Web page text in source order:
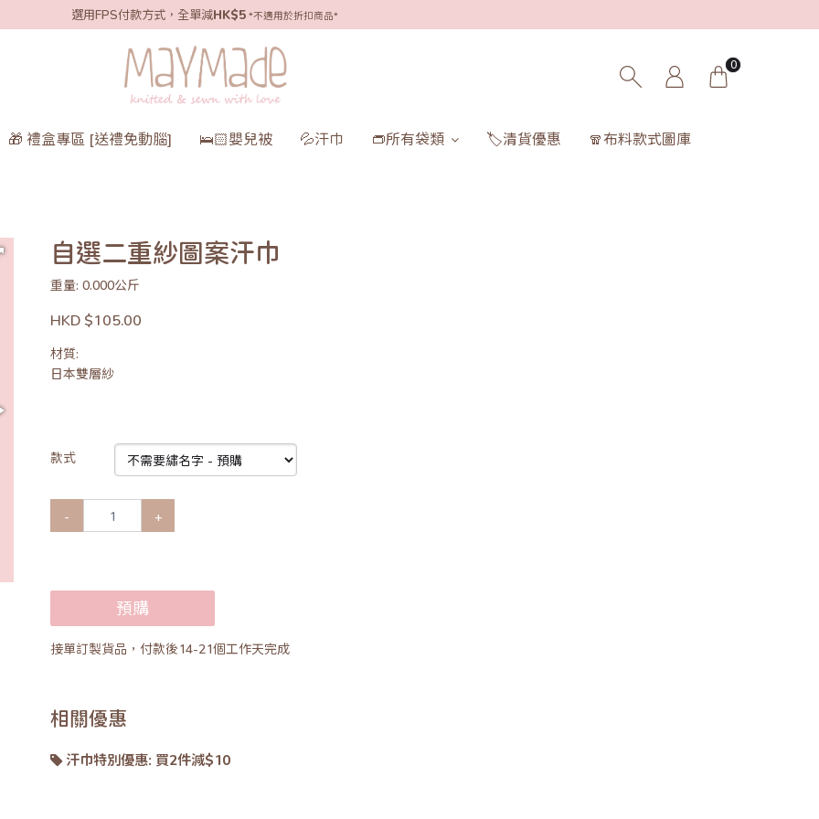
選用FPS付款方式，全單減HK$5 *不適用於折扣商品*
0
🎁 禮盒專區 [送禮免動腦] 🛌🏻嬰兒被 💦汗巾 👝所有袋類 🏷️清貨優惠 🧣布料款式圖庫
自選二重紗圖案汗巾
重量: 0.000公斤
HKD $105.00
材質:
日本雙層紗
款式
- +
預購
接單訂製貨品，付款後14-21個工作天完成
相關優惠
汗巾特別優惠: 買2件減$10